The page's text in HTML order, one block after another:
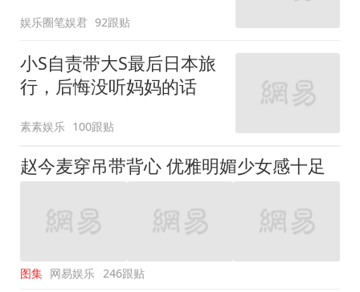
娱乐圈笔娱君 92跟贴
小S自责带大S最后日本旅
行，后悔没听妈妈的话
素素娱乐 100跟贴
赵今麦穿吊带背心 优雅明媚少女感十足
图集 网易娱乐 246跟贴